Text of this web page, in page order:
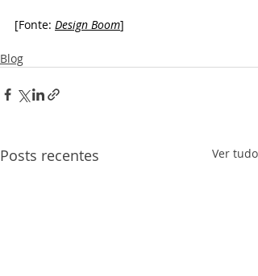
[Fonte: Design Boom]
Blog
Posts recentes Ver tudo